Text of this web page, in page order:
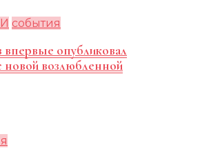
события
опубликовал
новой возлюбленной